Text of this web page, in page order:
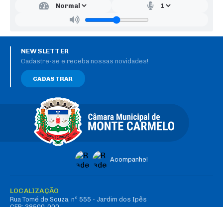
Acompanhe!
NEWSLETTER
Cadastre-se e receba nossas novidades!
CADASTRAR
LOCALIZAÇÃO
Rua Tomé de Souza, nº 555 - Jardim dos Ipês